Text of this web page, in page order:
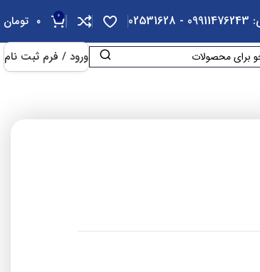
0 ۰ تومان
ورود / فرم ثبت نام